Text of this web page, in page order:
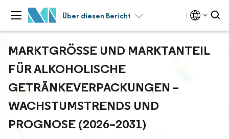
Über diesen Bericht
MARKTGRÖSSE UND MARKTANTEIL F
ÜR ALKOHOLISCHE G
ETRÄNKEVERPACKUNGEN – W
ACHSTUMSTRENDS UND P
ROGNOSE (2026–2031)